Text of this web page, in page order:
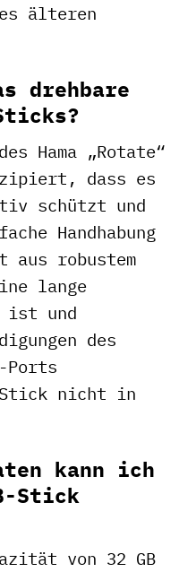
älteren
drehbare
Hama „Rotate“
dass es
schützt und
Handhabung
aus robustem
lange
ist und
des
Ports
Stick nicht in
kann ich
Stick
von 32 GB